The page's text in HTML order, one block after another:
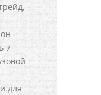
7
для